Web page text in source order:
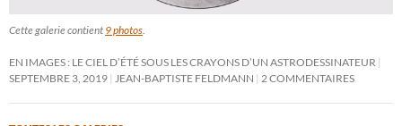
Cette galerie contient 9 photos.
EN IMAGES : LE CIEL D’ÉTÉ SOUS LES CRAYONS D’UN ASTRODESSINATEUR
SEPTEMBRE 3, 2019 JEAN-BAPTISTE FELDMANN 2 COMMENTAIRES